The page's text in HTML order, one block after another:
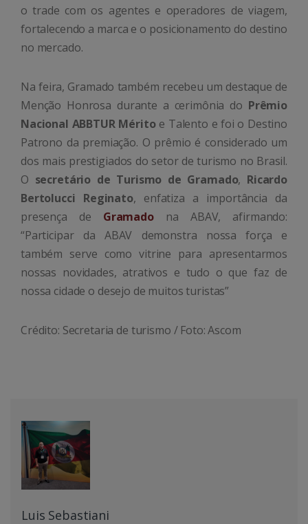
o trade com os agentes e operadores de viagem,
fortalecendo a marca e o posicionamento do destino
no mercado.
Na feira, Gramado também recebeu um destaque de
Menção Honrosa durante a cerimônia do Prêmio
Nacional ABBTUR Méritoe Talento e foi o Destino
Patrono da premiação. O prêmio é considerado um
dos mais prestigiados do setor de turismo no Brasil.
O secretário de Turismo de Gramado, Ricardo
Bertolucci Reginato, enfatiza a importância da
presença de Gramadona ABAV, afirmando:
“Participar da ABAV demonstra nossa força e
também serve como vitrine para apresentarmos
nossas novidades, atrativos e tudo o que faz de
nossa cidade o desejo de muitos turistas”
Crédito: Secretaria de turismo / Foto: Ascom
Luis Sebastiani